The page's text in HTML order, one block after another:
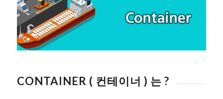
CONTAINER ( 컨테이너 ) 는 ?